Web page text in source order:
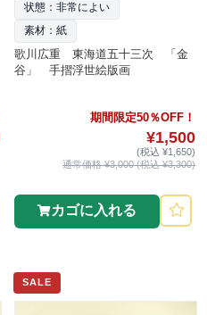
状態：非常によい
素材：紙
歌川広重 東海道五十三次 「金
谷」 手摺浮世絵版画
期間限定50％OFF！
¥1,500
(税込 ¥1,650)
通常価格 ¥3,000 (税込 ¥3,300)
カゴに入れる
SALE